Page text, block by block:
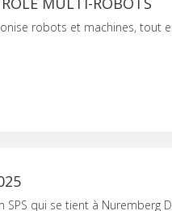
robots et machines, tout
qui se tient à Nuremberg